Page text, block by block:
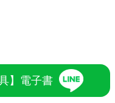
】電子書